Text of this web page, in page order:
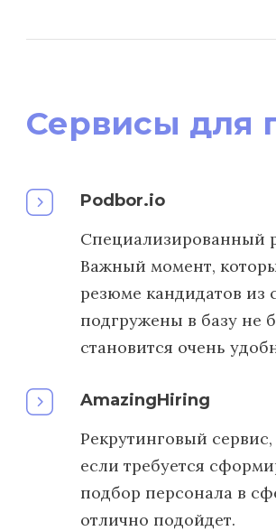
Сервисы для
Podbor.io
Специализированный
Важный момент,
резюме кандидатов из
подгружены в базу не
становится очень
AmazingHiring
Рекрутинговый
если требуется
подбор персонала в
отлично подойдет.